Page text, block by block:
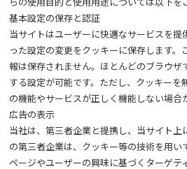
らの使用目的と使用用途については以下を
基本設定の保存と認証
当サイトはユーザーに快適なサービスを提
った設定の変更をクッキーに保存します。
報は保存されません。ほとんどのブラウザ
する設定が可能です。ただし、クッキーを
の機能やサービスが正しく機能しない場合
広告の表示
当社は、第三者企業と提携し、当サイト上
の第三者企業は、クッキー等の技術を用い
ページやユーザーの興味に基づくターゲテ